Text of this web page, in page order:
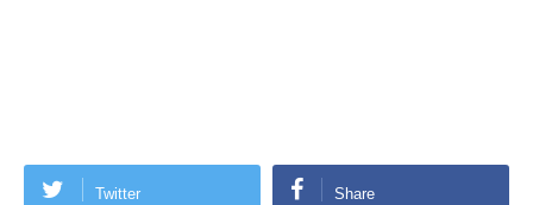
Twitter Share